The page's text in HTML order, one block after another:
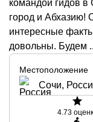
командой гидов
город и Абхазию!
интересные
довольны. Будем
Местоположение
Сочи,
4.73